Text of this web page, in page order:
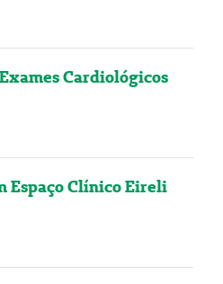
Cardiológicos
Espaço Clínico Eireli